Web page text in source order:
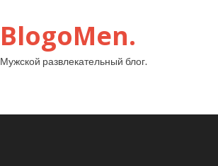
BlogoMen.
Мужской развлекательный блог.